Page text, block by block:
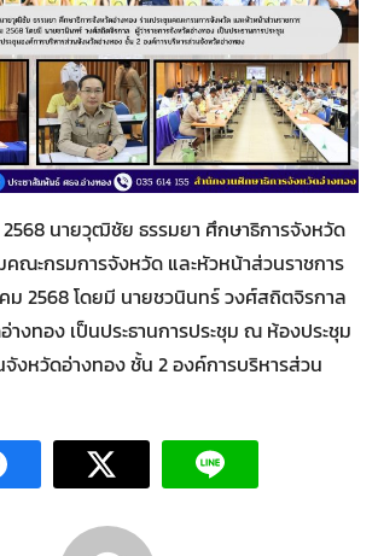
นายวุฒิชัย ธรรมยา ศึกษาธิการจังหวัด
คณะกรมการจังหวัด และหัวหน้าส่วนราชการ
ม 2568 โดยมี นายชวนินทร์ วงศ์สถิตจิรกาล
างทอง เป็นประธานการประชุม ณ ห้องประชุม
งหวัดอ่างทอง ชั้น 2 องค์การบริหารส่วน